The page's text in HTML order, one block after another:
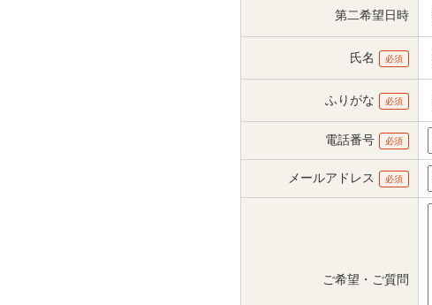
第二希望日時
氏名 必須
ふりがな 必須
電話番号 必須
メールアドレス 必須
ご希望・ご質問